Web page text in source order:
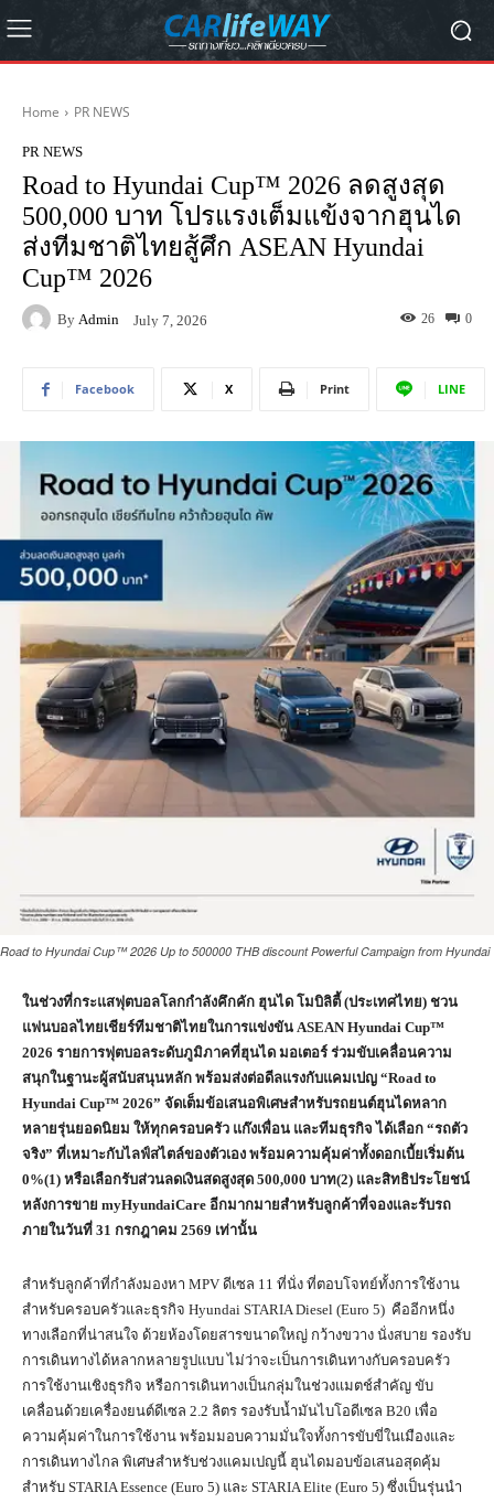
Home PR NEWS
PR NEWS
Road to Hyundai Cup™ 2026 ลดสูงสุด
500,000 บาท โปรแรงเต็มแข้งจากฮุนได
ส่งทีมชาติไทยสู้ศึก ASEAN Hyundai
Cup™ 2026
By Admin July 7, 2026 0
26
Facebook X Print LINE
Road to Hyundai Cup™ 2026 Up to 500000 THB discount Powerful Campaign from Hyundai
ในช่วงที่กระแสฟุตบอลโลกกำลังคึกคัก ฮุนได โมบิลิตี้ (ประเทศไทย) ชวน
แฟนบอลไทยเชียร์ทีมชาติไทยในการแข่งขัน ASEAN Hyundai Cup™
2026 รายการฟุตบอลระดับภูมิภาคที่ฮุนได มอเตอร์ ร่วมขับเคลื่อนความ
สนุกในฐานะผู้สนับสนุนหลัก พร้อมส่งต่อดีลแรงกับแคมเปญ “Road to
Hyundai Cup™ 2026” จัดเต็มข้อเสนอพิเศษสำหรับรถยนต์ฮุนไดหลาก
หลายรุ่นยอดนิยม ให้ทุกครอบครัว แก๊งเพื่อน และทีมธุรกิจ ได้เลือก “รถตัว
จริง” ที่เหมาะกับไลฟ์สไตล์ของตัวเอง พร้อมความคุ้มค่าทั้งดอกเบี้ยเริ่มต้น
0%(1) หรือเลือกรับส่วนลดเงินสดสูงสุด 500,000 บาท(2) และสิทธิประโยชน์
หลังการขาย myHyundaiCare อีกมากมายสำหรับลูกค้าที่จองและรับรถ
ภายในวันที่ 31 กรกฎาคม 2569 เท่านั้น
สำหรับลูกค้าที่กำลังมองหา MPV ดีเซล 11 ที่นั่ง ที่ตอบโจทย์ทั้งการใช้งาน
สำหรับครอบครัวและธุรกิจ Hyundai STARIA Diesel (Euro 5) คืออีกหนึ่ง
ทางเลือกที่น่าสนใจ ด้วยห้องโดยสารขนาดใหญ่ กว้างขวาง นั่งสบาย รองรับ
การเดินทางได้หลากหลายรูปแบบ ไม่ว่าจะเป็นการเดินทางกับครอบครัว
การใช้งานเชิงธุรกิจ หรือการเดินทางเป็นกลุ่มในช่วงแมตช์สำคัญ ขับ
เคลื่อนด้วยเครื่องยนต์ดีเซล 2.2 ลิตร รองรับน้ำมันไบโอดีเซล B20 เพื่อ
ความคุ้มค่าในการใช้งาน พร้อมมอบความมั่นใจทั้งการขับขี่ในเมืองและ
การเดินทางไกล พิเศษสำหรับช่วงแคมเปญนี้ ฮุนไดมอบข้อเสนอสุดคุ้ม
สำหรับ STARIA Essence (Euro 5) และ STARIA Elite (Euro 5) ซึ่งเป็นรุ่นนำ